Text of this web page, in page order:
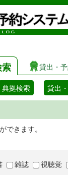
索 貸出・
典拠検索 貸出
できます。
雑誌 視聴覚